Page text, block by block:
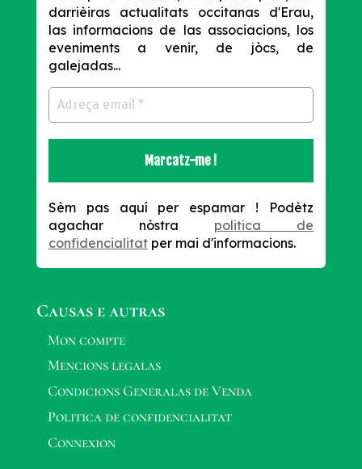
darrièiras actualitats occitanas d'Erau,
las informacions de las associacions, los
eveniments a venir, de jòcs, de
galejadas...
Sèm pas aquí per espamar !
Podètz
agachar nòstra politica de
confidencialitatper mai d'informacions.
Causas e autras
Mon compte
Mencions legalas
Condicions Generalas de Venda
Politica de confidencialitat
Connexion